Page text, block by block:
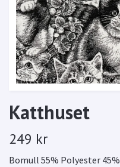
Katthuset
249 kr
Bomull 55% Polyester 45%